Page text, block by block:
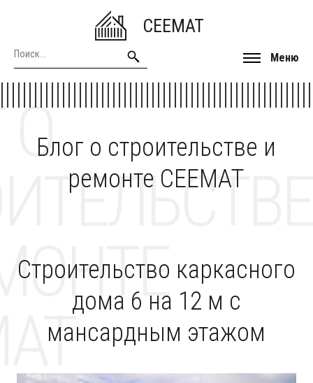
CEEMAT
Меню
Блог о строительстве и
ремонте CEEMAT
О
Строительство каркасного
дома 6 на 12 м с
мансардным этажом